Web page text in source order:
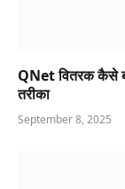
QNet वितरक कैसे
तरीका
September 8, 2025